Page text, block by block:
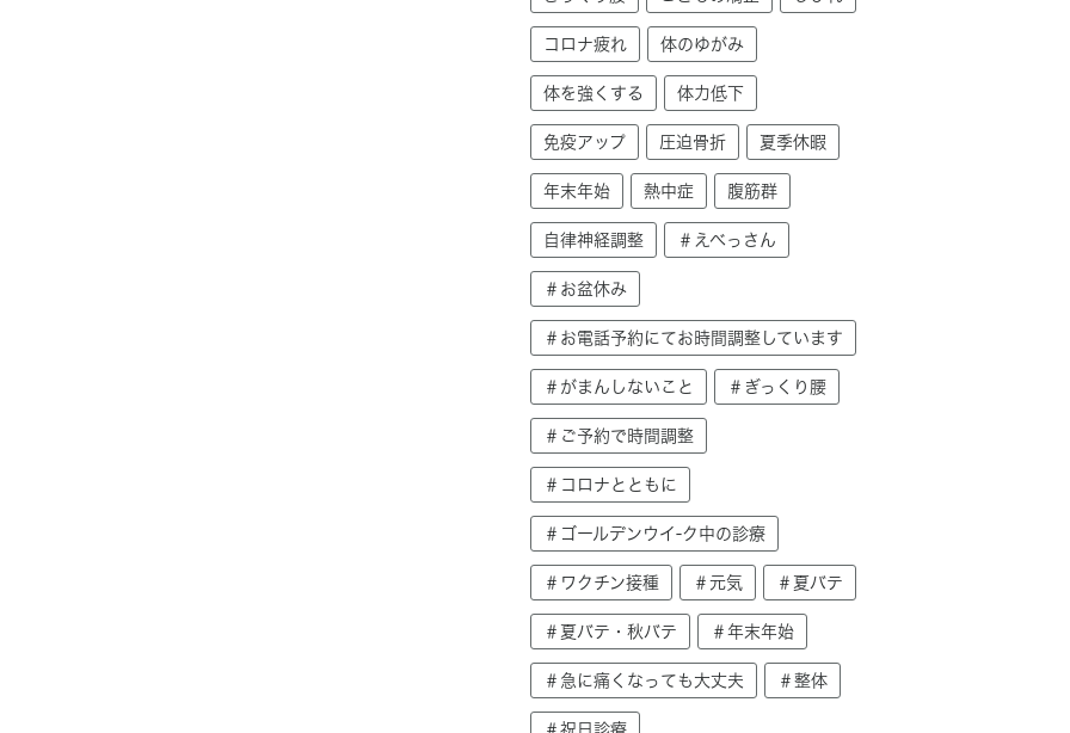
コロナ疲れ 体のゆがみ
体を強くする 体力低下
免疫アップ 圧迫骨折 夏季休暇
年末年始 熱中症 腹筋群
自律神経調整 ＃えべっさん
＃お盆休み
＃お電話予約にてお時間調整しています
＃がまんしないこと ＃ぎっくり腰
＃ご予約で時間調整
＃コロナとともに
＃ゴールデンウイ-ク中の診療
＃ワクチン接種 ＃元気 ＃夏バテ
＃夏バテ・秋バテ ＃年末年始
＃急に痛くなっても大丈夫 ＃整体
＃祝日診療